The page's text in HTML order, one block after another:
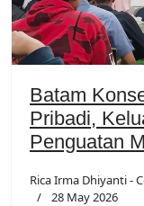
Batam
Pribadi,
Penguatan
Rica Irma Dhiyanti -
28 May 2026